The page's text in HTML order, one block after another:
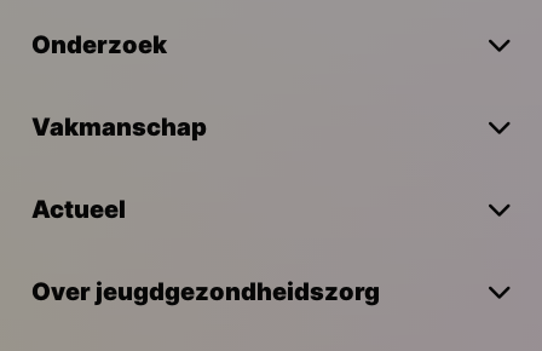
Onderzoek
Vakmanschap
Actueel
Over jeugdgezondheidszorg